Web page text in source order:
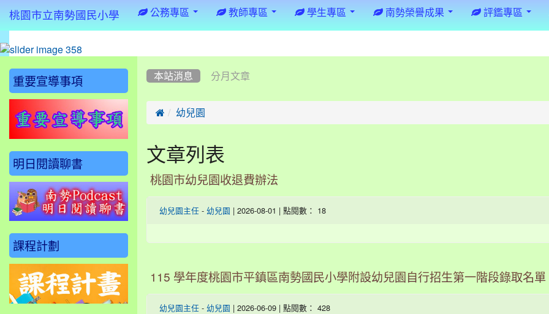
桃園市立南勢國民小學 公務專區 教師專區 學生專區 南勢榮譽成果 評鑑專區
本站消息 分月文章
 幼兒園
文章列表
桃園市幼兒園收退費辦法
幼兒園主任 - 幼兒園 | 2026-08-01 | 點閱數： 18
115 學年度桃園市平鎮區南勢國民小學附設幼兒園自行招生第一階段錄取名單
幼兒園主任 - 幼兒園 | 2026-06-09 | 點閱數： 428
::: 重要宣導事項
明日閱讀聊書
課程計劃